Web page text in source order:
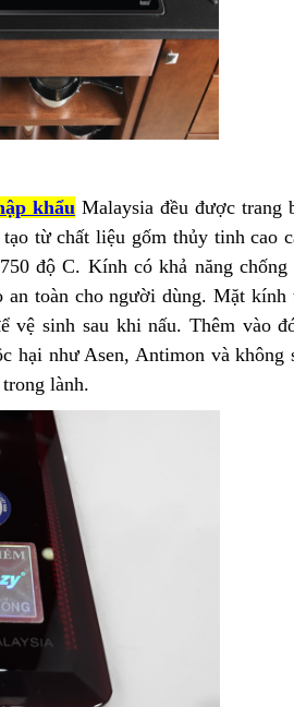
khẩu Malaysia đều được trang
từ chất liệu gốm thủy tinh cao
độ C. Kính có khả năng
an toàn cho người dùng. Mặt
vệ sinh sau khi nấu. Thêm vào
hại như Asen, Antimon và
lành.